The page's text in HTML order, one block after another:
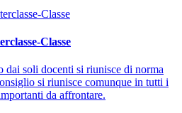
Classe
soli docenti si riunisce di norma
si riunisce comunque in tutti i
da affrontare.